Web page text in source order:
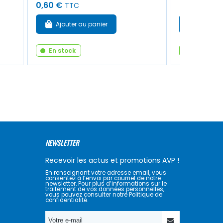
0,60 € TTC
Ajouter au panier
En stock
NEWSLETTER
Recevoir les actus et promotions AVP !
En renseignant votre adresse email, vous
consentez à l’envoi par courriel de notre
newsletter. Pour plus d’informations sur le
traitement de vos données personnelles,
vous pouvez consulter notre Politique de
confidentialité.